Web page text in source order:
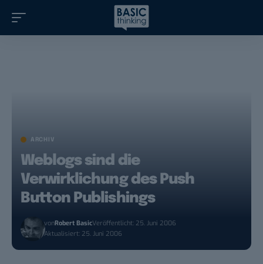
ARCHIV
Weblogs sind die
Verwirklichung des Push
Button Publishings
vonRobert BasicVeröffentlicht: 25. Juni 2006
Aktualisiert: 25. Juni 2006